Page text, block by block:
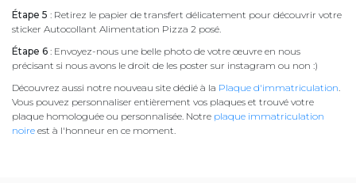
Étape 5 : Retirez le papier de transfert délicatement pour découvrir votre
sticker Autocollant Alimentation Pizza 2 posé.
Étape 6 : Envoyez-nous une belle photo de votre œuvre en nous
précisant si nous avons le droit de les poster sur instagram ou non :)
Découvrez aussi notre nouveau site dédié à la Plaque d'immatriculation.
Vous pouvez personnaliser entièrement vos plaques et trouvé votre
plaque homologuée ou personnalisée. Notre plaque immatriculation
noire est à l'honneur en ce moment.